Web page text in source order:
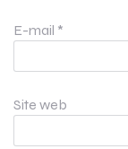
E-mail *
Site web